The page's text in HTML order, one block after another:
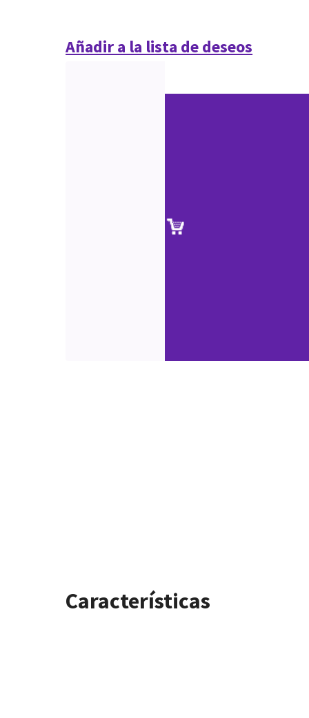
Añadir a la lista de deseos
Características